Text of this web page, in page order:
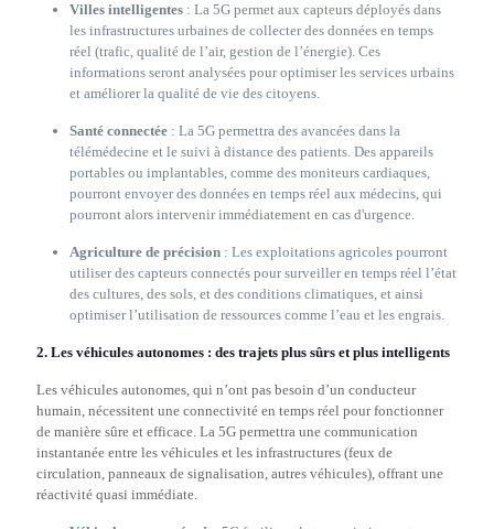
Villes intelligentes : La 5G permet aux capteurs déployés dans
les infrastructures urbaines de collecter des données en temps
réel (trafic, qualité de l’air, gestion de l’énergie). Ces
informations seront analysées pour optimiser les services urbains
et améliorer la qualité de vie des citoyens.
Santé connectée : La 5G permettra des avancées dans la
télémédecine et le suivi à distance des patients. Des appareils
portables ou implantables, comme des moniteurs cardiaques,
pourront envoyer des données en temps réel aux médecins, qui
pourront alors intervenir immédiatement en cas d'urgence.
Agriculture de précision : Les exploitations agricoles pourront
utiliser des capteurs connectés pour surveiller en temps réel l’état
des cultures, des sols, et des conditions climatiques, et ainsi
optimiser l’utilisation de ressources comme l’eau et les engrais.
2. Les véhicules autonomes : des trajets plus sûrs et plus intelligents
Les véhicules autonomes, qui n’ont pas besoin d’un conducteur
humain, nécessitent une connectivité en temps réel pour fonctionner
de manière sûre et efficace. La 5G permettra une communication
instantanée entre les véhicules et les infrastructures (feux de
circulation, panneaux de signalisation, autres véhicules), offrant une
réactivité quasi immédiate.